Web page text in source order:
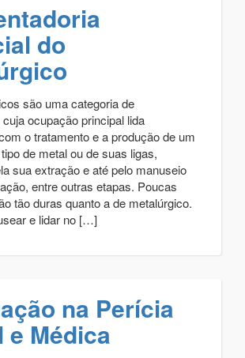
do
são uma categoria de
ocupação principal lida
o tratamento e a produção de um
de metal ou de suas ligas,
sua extração e até pelo manuseio
entre outras etapas. Poucas
tão duras quanto a de metalúrgico.
e lidar no […]
na Perícia
e Médica